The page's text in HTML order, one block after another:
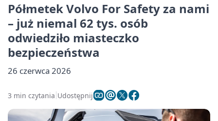
Półmetek Volvo For Safety za nami
– już niemal 62 tys. osób
odwiedziło miasteczko
bezpieczeństwa
26 czerwca 2026
3 min czytania Udostępnij